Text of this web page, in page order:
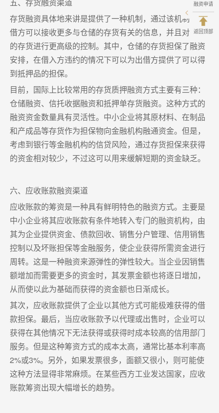
存货融资具体地来讲是提供了一种机制，通过该机制，出
借方可以接收更多与仓储的存货有关的信息，并且对仓储
的存货进行更高级的控制。其中，仓储的存货担保了融资
安排，在借入方违约的情况下可以为出借方提供了可以得
到抵押品的担保。
目前，国际上比较常用的存货质押融资方式主要有三种：
仓储融资、信托收据融资和抵押单存货融资。这种方式的
融资资金数量具有灵活性。中小企业将其原材料、在制品
和产成品等存货作为担保物向金融机构融通资金。但是，
考虑到银行等金融机构的信贷风险，通过存货担保来获得
的资金相对较少，不过这可以用来缓解短期的资金缺乏。
六、应收账款融资渠道
应收账款的筹资是一种具有鲜明特色的融资方式。主要是
中小企业将其应收账款有条件地转入专门的融资机构，由
其为企业提供资金、债款回收、销售分户管理、信用销售
控制以及坏账担保等金融服务，使企业获得所需资金进行
周转。这是一种融资来源弹性的弹性较大。当企业因销售
额增加而需要更多的资金时，其发票金额也将逐日增加，
从而使以此为基础而获得的资金额也日渐成长。
其次，应收账款提供了企业以其他方式可能极难获得的借
款担保。最后，当应收账款予以代理或出售时，企业可以
获得在其他情况下无法获得或获得时成本较高的信用部门
服务。但是这种筹资方式的成本太高，通常比基本利率高
2%或3%。另外，如果发票很多，面额又很小，则可能使
这种方法显得非常麻烦。在某些西方工业发达国家，应收
账款筹资出现大幅增长的趋势。
融资申请
返回顶部